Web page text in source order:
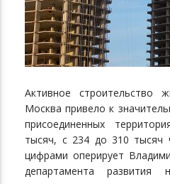
Активное строительство
Москва привело к
присоединенных
тысяч, с 234 до 310 тысяч
цифрами оперирует
департамента развития